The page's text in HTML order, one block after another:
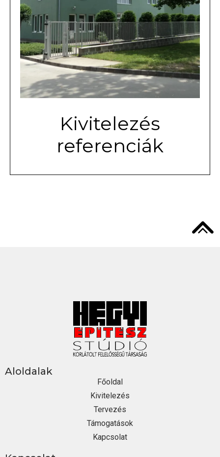
Kivitelezés
referenciák
Aloldalak
Főoldal
Kivitelezés
Tervezés
Támogatások
Kapcsolat